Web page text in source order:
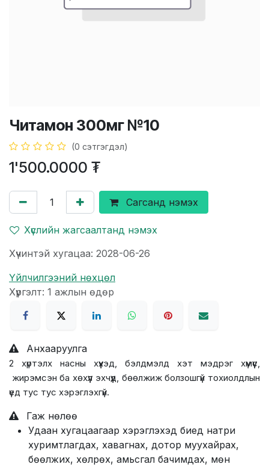
Читамон 300мг №10
(0 сэтгэгдэл)
1'500.0000 ₮
Сагсанд нэмэх
Хүслийн жагсаалтанд нэмэх
Хүчинтэй хугацаа: 2028-06-26
Үйлчилгээний нөхцөл
Хүргэлт: 1 ажлын өдөр
Анхааруулга
2 хүртэлх насны хүүхэд, бэлдмэлд хэт мэдрэг хүмүүс,
жирэмсэн ба хөхүүл эхчүүд, бөөлжиж болзошгүй тохиолдлын
үед тус тус хэрэглэхгүй.
Гаж нөлөө
Удаан хугацаагаар хэрэглэхэд биед натри
хуримтлагдах, хавагнах, дотор муухайрах,
бөөлжих, хөлрөх, амьсгал бачимдах, мөн